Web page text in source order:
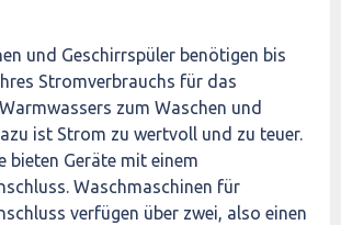
und Geschirrspüler benötigen bis
Stromverbrauchs für das
zum Waschen und
ist Strom zu wertvoll und zu teuer.
bieten Geräte mit einem
Waschmaschinen für
verfügen über zwei, also einen